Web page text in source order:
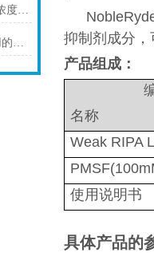
鲑鱼精DNA辅助试剂 纯度、浓度与稳定性对实验结果的影响
免疫染色洗涤液从稀释到使用的完整流程
抑制剂成分
产品组成：
名称
Weak RIPA
使用说明书
具体产品的